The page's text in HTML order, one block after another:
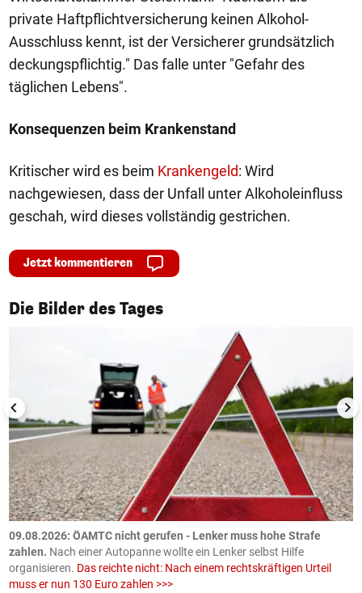
private Haftpflichtversicherung keinen Alkohol-
Ausschluss kennt, ist der Versicherer grundsätzlich
deckungspflichtig." Das falle unter "Gefahr des
täglichen Lebens".
Konsequenzen beim Krankenstand
Kritischer wird es beim Krankengeld: Wird
nachgewiesen, dass der Unfall unter Alkoholeinfluss
geschah, wird dieses vollständig gestrichen.
Jetzt kommentieren
Die Bilder des Tages
1/50
09.08.2026: ÖAMTC nicht gerufen - Lenker muss hohe Strafe
zahlen. Nach einer Autopanne wollte ein Lenker selbst Hilfe
organisieren. Das reichte nicht: Nach einem rechtskräftigen Urteil
muss er nun 130 Euro zahlen >>>